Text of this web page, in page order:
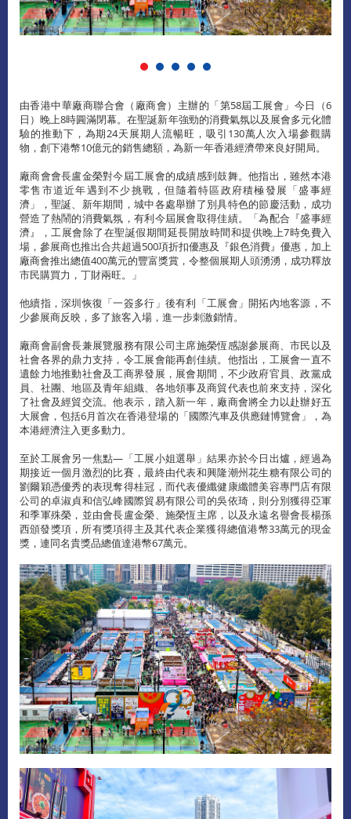
由香港中華廠商聯合會（廠商會）主辦的「第58屆工展會」今日（6
日）晚上8時圓滿閉幕。在聖誕新年強勁的消費氣氛以及展會多元化體
驗的推動下，為期24天展期人流暢旺，吸引130萬人次入場參觀購
物，創下港幣10億元的銷售總額，為新一年香港經濟帶來良好開局。
廠商會會長盧金榮對今屆工展會的成績感到鼓舞。他指出，雖然本港
零售市道近年遇到不少挑戰，但隨着特區政府積極發展「盛事經
濟」，聖誕、新年期間，城中各處舉辦了別具特色的節慶活動，成功
營造了熱鬧的消費氣氛，有利今屆展會取得佳績。「為配合『盛事經
濟』，工展會除了在聖誕假期間延長開放時間和提供晚上7時免費入
場，參展商也推出合共超過500項折扣優惠及『銀色消費』優惠，加上
廠商會推出總值400萬元的豐富獎賞，令整個展期人頭湧湧，成功釋放
市民購買力，丁財兩旺。」
他續指，深圳恢復「一簽多行」後有利「工展會」開拓內地客源，不
少參展商反映，多了旅客入場，進一步刺激銷情。
廠商會副會長兼展覽服務有限公司主席施榮恆感謝參展商、市民以及
社會各界的鼎力支持，令工展會能再創佳績。他指出，工展會一直不
遺餘力地推動社會及工商界發展，展會期間，不少政府官員、政黨成
員、社團、地區及青年組織、各地領事及商貿代表也前來支持，深化
了社會及經貿交流。他表示，踏入新一年，廠商會將全力以赴辦好五
大展會，包括6月首次在香港登場的「國際汽車及供應鏈博覽會」，為
本港經濟注入更多動力。
至於工展會另一焦點—「工展小姐選舉」結果亦於今日出爐，經過為
期接近一個月激烈的比賽，最終由代表和興隆潮州花生糖有限公司的
劉爾穎憑優秀的表現奪得桂冠，而代表優纖健康纖體美容專門店有限
公司的卓淑貞和信弘峰國際貿易有限公司的吳依琦，則分別獲得亞軍
和季軍殊榮，並由會長盧金榮、施榮恆主席，以及永遠名譽會長楊孫
西頒發獎項，所有獎項得主及其代表企業獲得總值港幣33萬元的現金
獎，連同名貴獎品總值達港幣67萬元。